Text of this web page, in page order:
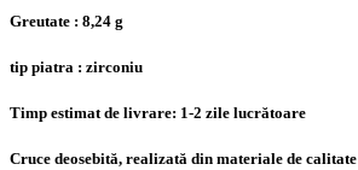
Greutate : 8,24 g
tip piatra : zirconiu
Timp estimat de livrare: 1-2 zile lucrătoare
Cruce deosebită, realizată din materiale de calitate